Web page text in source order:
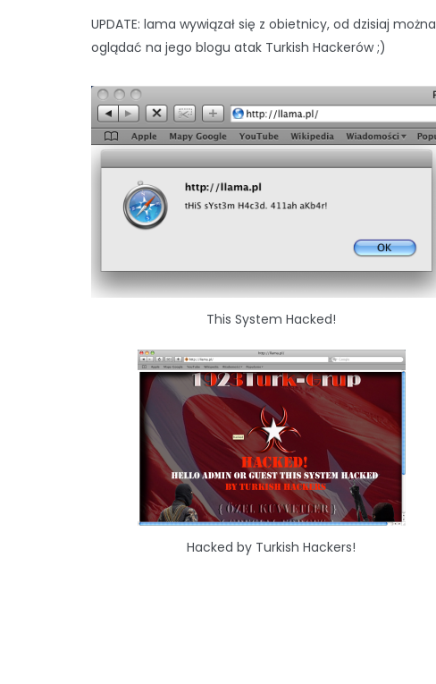
UPDATE: lama wywiązał się z obietnicy, od dzisiaj można
oglądać na jego blogu atak Turkish Hackerów ;)
This System Hacked!
Hacked by Turkish Hackers!